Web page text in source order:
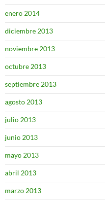
enero 2014
diciembre 2013
noviembre 2013
octubre 2013
septiembre 2013
agosto 2013
julio 2013
junio 2013
mayo 2013
abril 2013
marzo 2013